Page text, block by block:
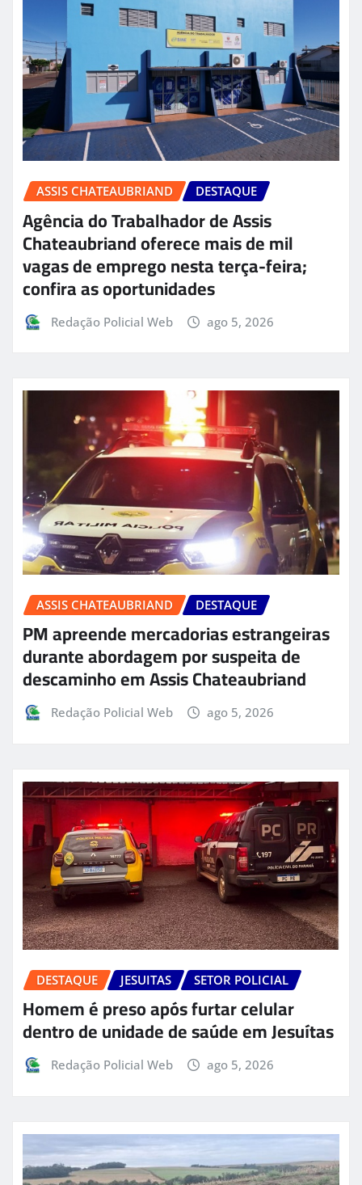
ASSIS CHATEAUBRIAND DESTAQUE
Agência do Trabalhador de Assis
Chateaubriand oferece mais de mil
vagas de emprego nesta terça-feira;
confira as oportunidades
Redação Policial Web ago 5, 2026
ASSIS CHATEAUBRIAND DESTAQUE
PM apreende mercadorias estrangeiras
durante abordagem por suspeita de
descaminho em Assis Chateaubriand
Redação Policial Web ago 5, 2026
DESTAQUE JESUITAS SETOR POLICIAL
Homem é preso após furtar celular
dentro de unidade de saúde em Jesuítas
Redação Policial Web ago 5, 2026